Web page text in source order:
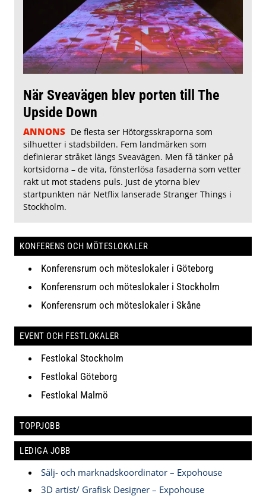
När Sveavägen blev porten till The
Upside Down
ANNONS De flesta ser Hötorgsskraporna som
silhuetter i stadsbilden. Fem landmärken som
definierar stråket längs Sveavägen. Men få tänker på
kortsidorna – de vita, fönsterlösa fasaderna som vetter
rakt ut mot stadens puls. Just de ytorna blev
startpunkten när Netflix lanserade Stranger Things i
Stockholm.
KONFERENS OCH MÖTESLOKALER
Konferensrum och möteslokaler i Göteborg
Konferensrum och möteslokaler i Stockholm
Konferensrum och möteslokaler i Skåne
EVENT OCH FESTLOKALER
Festlokal Stockholm
Festlokal Göteborg
Festlokal Malmö
TOPPJOBB
LEDIGA JOBB
Sälj- och marknadskoordinator – Expohouse
3D artist/ Grafisk Designer – Expohouse